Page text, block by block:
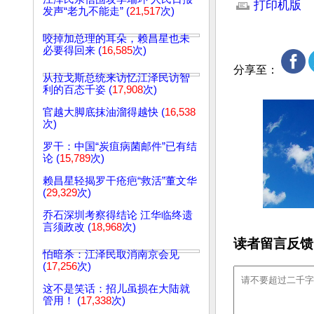
发声“老九不能走” (21,517次)
咬掉加总理的耳朵，赖昌星也未
必要得回来 (16,585次)
从拉戈斯总统来访忆江泽民访智
利的百态千姿 (17,908次)
官越大脚底抹油溜得越快 (16,538
次)
罗干：中国“炭疽病菌邮件”已有结
论 (15,789次)
赖昌星轻揭罗干疮疤“救活”董文华
(29,329次)
乔石深圳考察得结论 江华临终遗
言须政改 (18,968次)
怕暗杀：江泽民取消南京会见
(17,256次)
这不是笑话：招儿虽损在大陆就
管用！ (17,338次)
打印机版
分享至：
读者留言反